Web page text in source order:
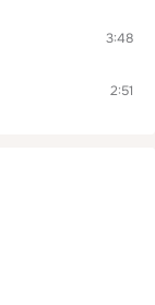
3:48
2:51